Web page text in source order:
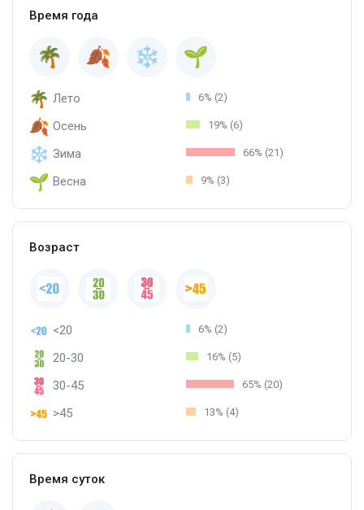
Время года
Лето 6% (2)
Осень 19% (6)
Зима 66% (21)
Весна 9% (3)
Возраст
<20 6% (2)
20-30 16% (5)
30-45 65% (20)
>45 13% (4)
Время суток